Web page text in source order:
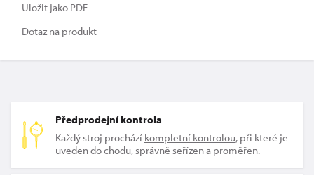
Uložit jako PDF
Dotaz na produkt
Předprodejní kontrola
Každý stroj prochází kompletní kontrolou, při které je
uveden do chodu, správně seřízen a proměřen.